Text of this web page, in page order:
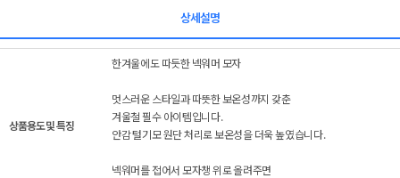
상세설명
상품용도 및 특징
한겨울에도 따듯한 넥워머 모자
멋스러운 스타일과 따뜻한 보온성까지 갖춘
겨울철 필수 아이템입니다.
안감 털기모 원단 처리로 보온성을 더욱 높였습니다.
넥워머를 접어서 모자챙 위로 올려주면